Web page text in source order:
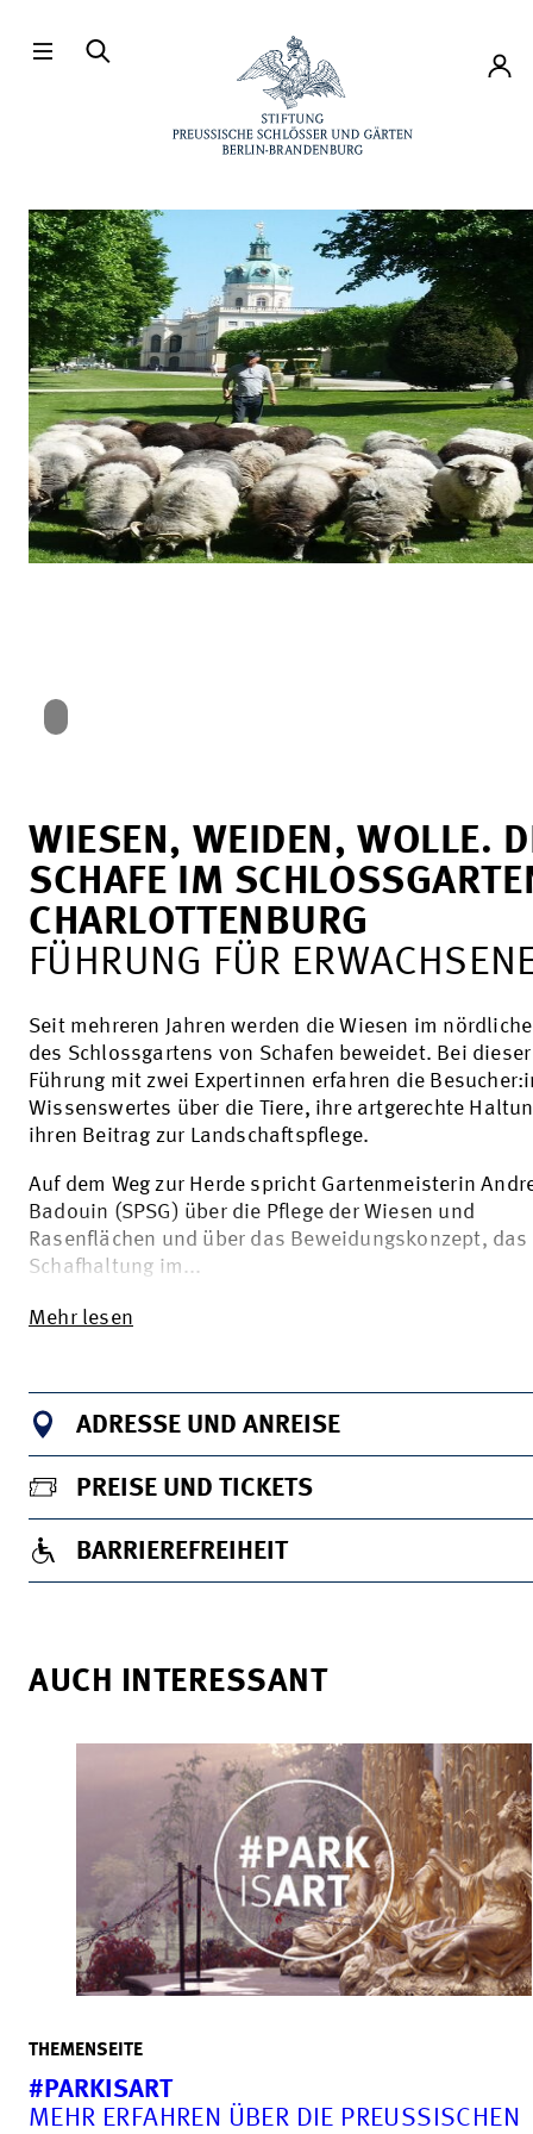
Konto
WIESEN, WEIDEN, WOLLE.
SCHAFE IM
CHARLOTTENBURG
FÜHRUNG FÜR
Seit mehreren Jahren werden die Wiesen im
des Schlossgartens von Schafen beweidet. Bei dieser
Führung mit zwei Expertinnen erfahren die
Wissenswertes über die Tiere, ihre artgerechte
ihren Beitrag zur Landschaftspflege.
Auf dem Weg zur Herde spricht Gartenmeisterin
Badouin (SPSG) über die Pflege der Wiesen und
Rasenflächen und über das Beweidungskonzept, das
Schafhaltung im...
Mehr lesen
ADRESSE UND ANREISE
PREISE UND TICKETS
BARRIEREFREIHEIT
AUCH INTERESSANT
THEMENSEITE
#PARKISART
MEHR ERFAHREN ÜBER DIE PREUSSISCHEN G